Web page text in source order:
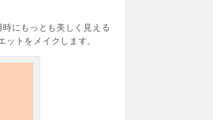
にもっとも美しく見える
トをメイクします。